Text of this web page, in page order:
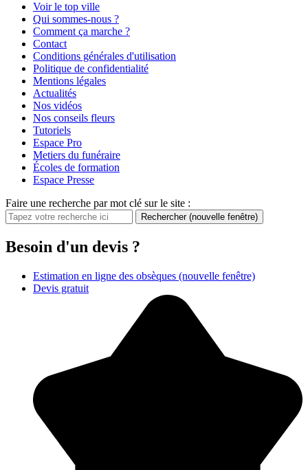
Voir le top ville
Qui sommes-nous ?
Comment ça marche ?
Contact
Conditions générales d'utilisation
Politique de confidentialité
Mentions légales
Actualités
Nos vidéos
Nos conseils fleurs
Tutoriels
Espace Pro
Metiers du funéraire
Écoles de formation
Espace Presse
Faire une recherche par mot clé sur le site :
Rechercher (nouvelle fenêtre)
Besoin d'un devis ?
Estimation en ligne des obsèques (nouvelle fenêtre)
Devis gratuit